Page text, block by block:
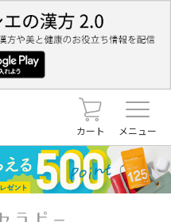
カート メニュー